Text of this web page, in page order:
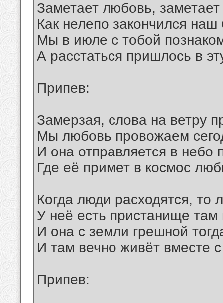
Заметает любовь,
Как нелепо закончился
Мы в июле с тобой
А расстаться пришлось в
Припев:
Замерзая, слова на ветру
Мы любовь провожаем
И она отправляется в небо
Где её примет в космос
Когда люди расходятся, то
У неё есть пристанище там
И она с земли грешной
И там вечно живёт вместе
Припев: